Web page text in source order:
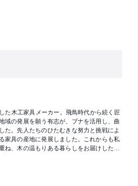
た木工家具メーカー。飛鳥時代から続く匠
域の発展を願う有志が、ブナを活用し、曲
た。先人たちのひたむきな努力と挑戦によ
家具の産地に発展しました。これからも私
ね、木の温もりある暮らしをお届けしたい
可能とし、その魅力を求めて人々が集う場